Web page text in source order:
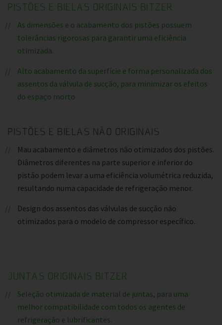
PISTÕES E BIELAS ORIGINAIS BITZER
As dimensões e o acabamento dos pistões possuem
tolerâncias rigorosas para garantir uma eficiência
otimizada.
Alto acabamento da superfície e forma personalizada dos
assentos da válvula de sucção, para minimizar os efeitos
do espaço morto
PISTÕES E BIELAS NÃO ORIGINAIS
Mau acabamento e diâmetros não otimizados dos pistões.
Diâmetros diferentes na parte superior e inferior do
pistão podem levar a uma eficiência volumétrica reduzida,
resultando numa capacidade de refrigeração menor.
Design dos assentos das válvulas de sucção não
otimizados para o modelo de compressor específico.
JUNTAS ORIGINAIS BITZER
Seleção otimizada de material de juntas, para uma
melhor compatibilidade com todos os agentes de
refrigeração e lubrificantes.